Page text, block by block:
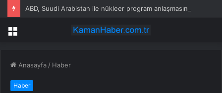
Menü
Anasayfa / Haber
Haber